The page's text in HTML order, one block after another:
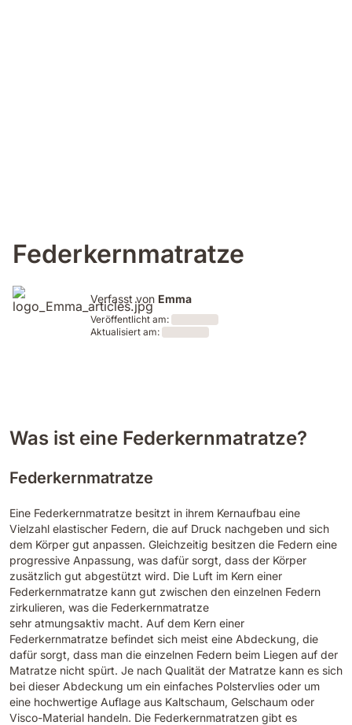
Federkernmatratze
Verfasst von Emma
Veröffentlicht am:
Aktualisiert am:
Was ist eine Federkernmatratze?
Federkernmatratze
Eine Federkernmatratze besitzt in ihrem Kernaufbau eine
Vielzahl elastischer Federn, die auf Druck nachgeben und sich
dem Körper gut anpassen. Gleichzeitig besitzen die Federn eine
progressive Anpassung, was dafür sorgt, dass der Körper
zusätzlich gut abgestützt wird. Die Luft im Kern einer
Federkernmatratze kann gut zwischen den einzelnen Federn
zirkulieren, was die Federkernmatratze
sehr atmungsaktiv macht. Auf dem Kern einer
Federkernmatratze befindet sich meist eine Abdeckung, die
dafür sorgt, dass man die einzelnen Federn beim Liegen auf der
Matratze nicht spürt. Je nach Qualität der Matratze kann es sich
bei dieser Abdeckung um ein einfaches Polstervlies oder um
eine hochwertige Auflage aus Kaltschaum, Gelschaum oder
Visco-Material handeln. Die Federkernmatratzen gibt es